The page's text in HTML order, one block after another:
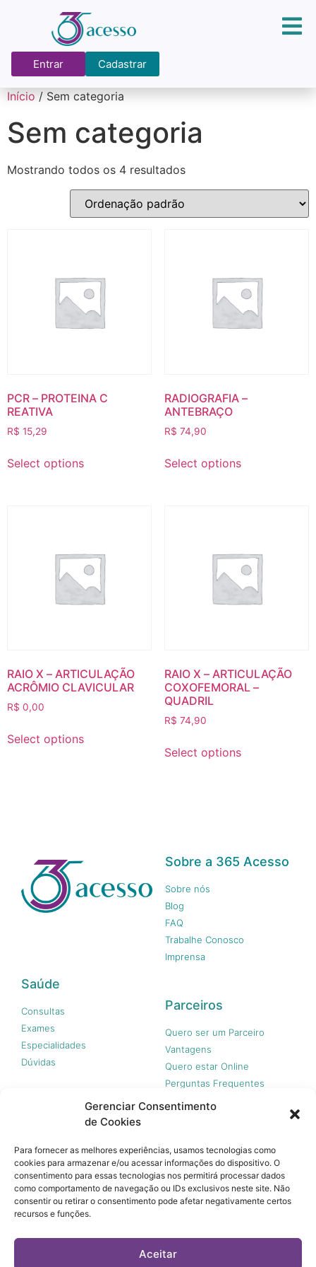
Gerenciar Consentimento
de Cookies
Para fornecer as melhores experiências, usamos tecnologias como
cookies para armazenar e/ou acessar informações do dispositivo. O
consentimento para essas tecnologias nos permitirá processar dados
como comportamento de navegação ou IDs exclusivos neste site. Não
consentir ou retirar o consentimento pode afetar negativamente certos
recursos e funções.
Aceitar
Entrar Cadastrar
Início / Sem categoria
Sem categoria
Mostrando todos os 4 resultados
PCR – PROTEINA C
REATIVA
R$ 15,29
Select options
RADIOGRAFIA –
ANTEBRAÇO
R$ 74,90
Select options
RAIO X – ARTICULAÇÃO
ACRÔMIO CLAVICULAR
R$ 0,00
Select options
RAIO X – ARTICULAÇÃO
COXOFEMORAL –
QUADRIL
R$ 74,90
Select options
Sobre a 365 Acesso
Sobre nós
Blog
FAQ
Trabalhe Conosco
Imprensa
Saúde
Consultas
Exames
Especialidades
Dúvidas
Parceiros
Quero ser um Parceiro
Vantagens
Quero estar Online
Perguntas Frequentes
cobertura financeira de riscos e de custos assistenciais à